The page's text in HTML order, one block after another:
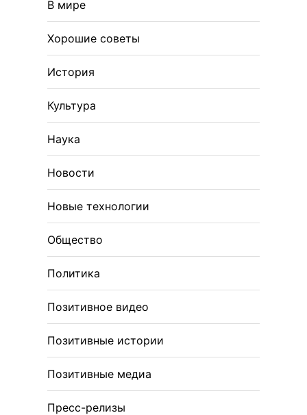
В мире
Хорошие советы
История
Культура
Наука
Новости
Новые технологии
Общество
Политика
Позитивное видео
Позитивные истории
Позитивные медиа
Пресс-релизы